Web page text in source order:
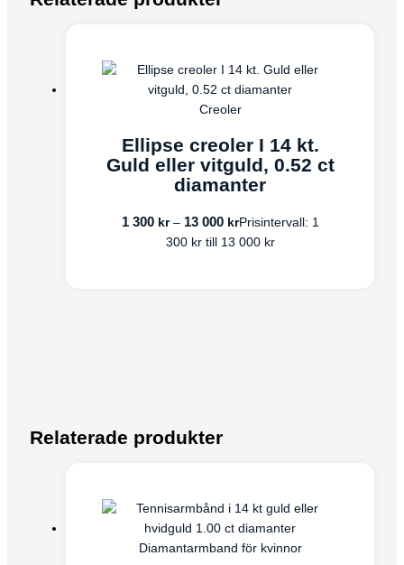
Creoler
Ellipse creoler I 14 kt.
Guld eller vitguld, 0.52 ct
diamanter
1 300 kr – 13 000 krPrisintervall: 1
300 kr till 13 000 kr
Relaterade produkter
Diamantarmband för kvinnor